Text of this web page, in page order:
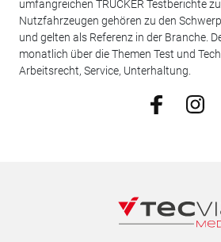
umfangreichen TRUCKER Testberichte
Nutzfahrzeugen gehören zu den
und gelten als Referenz in der Branche.
monatlich über die Themen Test und
Arbeitsrecht, Service, Unterhaltung.